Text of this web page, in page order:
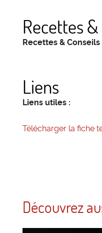
Recettes
Recettes & Conseils
Liens
Liens utiles :
Télécharger la fiche
Découvrez